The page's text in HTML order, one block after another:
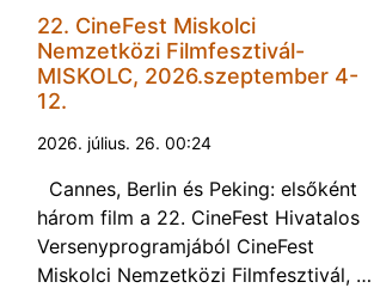
22. CineFest Miskolci
Nemzetközi Filmfesztivál-
MISKOLC, 2026.szeptember 4-
12.
2026. július. 26. 00:24
Cannes, Berlin és Peking: elsőként
három film a 22. CineFest Hivatalos
Versenyprogramjából CineFest
Miskolci Nemzetközi Filmfesztivál, …